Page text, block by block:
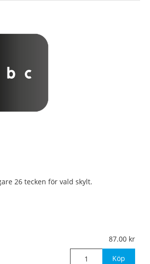
26 tecken för vald skylt.
87.00
Köp